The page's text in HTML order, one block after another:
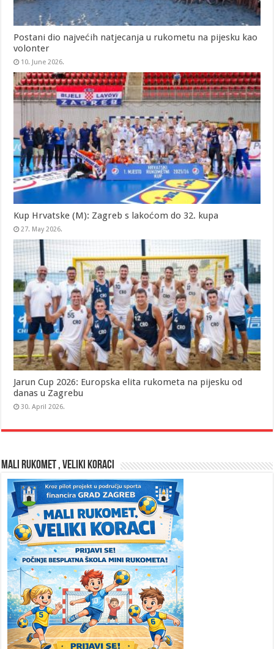
Postani dio najvećih natjecanja u rukometu na pijesku kao
volonter
10. June 2026.
Kup Hrvatske (M): Zagreb s lakoćom do 32. kupa
27. May 2026.
Jarun Cup 2026: Europska elita rukometa na pijesku od
danas u Zagrebu
30. April 2026.
MALI RUKOMET , VELIKI KORACI